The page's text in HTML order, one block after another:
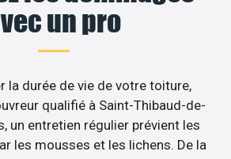
un pro
la durée de vie de votre toiture,
qualifié à Saint-Thibaud-de-
un entretien régulier prévient les
les mousses et les lichens. De la